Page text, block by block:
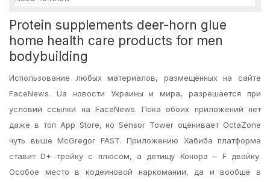
Protein supplements deer-horn glue
home health care products for men
bodybuilding
Использование любых материалов, размещённых на сайте
FaceNews. Ua новости Украины и мира, разрешается при
условии ссылки на FaceNews. Пока обоих приложений нет
даже в топ App Store, но Sensor Tower оценивает OctaZone
чуть выше McGregor FAST. Приложению Хабиба платформа
ставит D+ тройку с плюсом, а детищу Конора – F двойку.
Особое место в кодеиновой наркомании, да и вообще в